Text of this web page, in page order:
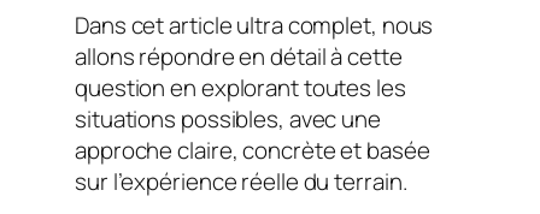
Dans cet article ultra complet, nous
allons répondre en détail à cette
question en explorant toutes les
situations possibles, avec une
approche claire, concrète et basée
sur l’expérience réelle du terrain.